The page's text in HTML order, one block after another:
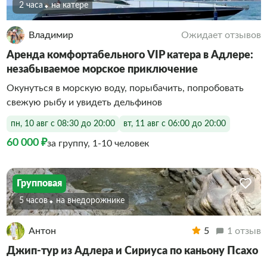
2 часа На катере
Владимир Ожидает отзывов
Аренда комфортабельного VIP катера в Адлере:
незабываемое морское приключение
Окунуться в морскую воду, порыбачить, попробовать
свежую рыбу и увидеть дельфинов
пн, 10 авг с 08:30 до 20:00 вт, 11 авг с 06:00 до 20:00
60 000 ₽за группу, 1-10 человек
Групповая
5 часов На внедорожнике
Антон 5 1 отзыв
Джип-тур из Адлера и Сириуса по каньону Псахо